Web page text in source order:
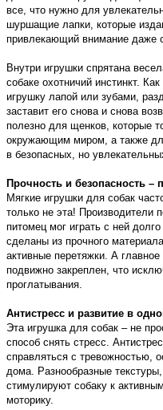
все, что нужно для
шуршащие лапки, которые
привлекающий внимание даже
Внутри игрушки спрятана
собаке охотничий инстинкт.
игрушку лапой или зубами,
заставит его снова и снова
полезно для щенков, которые
окружающим миром, а также
в безопасных, но
Прочность и безопасность –
Мягкие игрушки для собак
только не эта! Производители
питомец мог играть с ней
сделаны из прочного
активные перетяжки. А
подвижно закреплен, что
проглатывания.
Антистресс и развитие в
Эта игрушка для собак – не
способ снять стресс.
справляться с тревожностью,
дома. Разнообразные
стимулируют собаку к
моторику.